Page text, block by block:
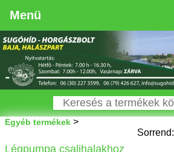
Menü
Egyéb termékek >
Sorrend:
Légpumpa csalihalakhoz